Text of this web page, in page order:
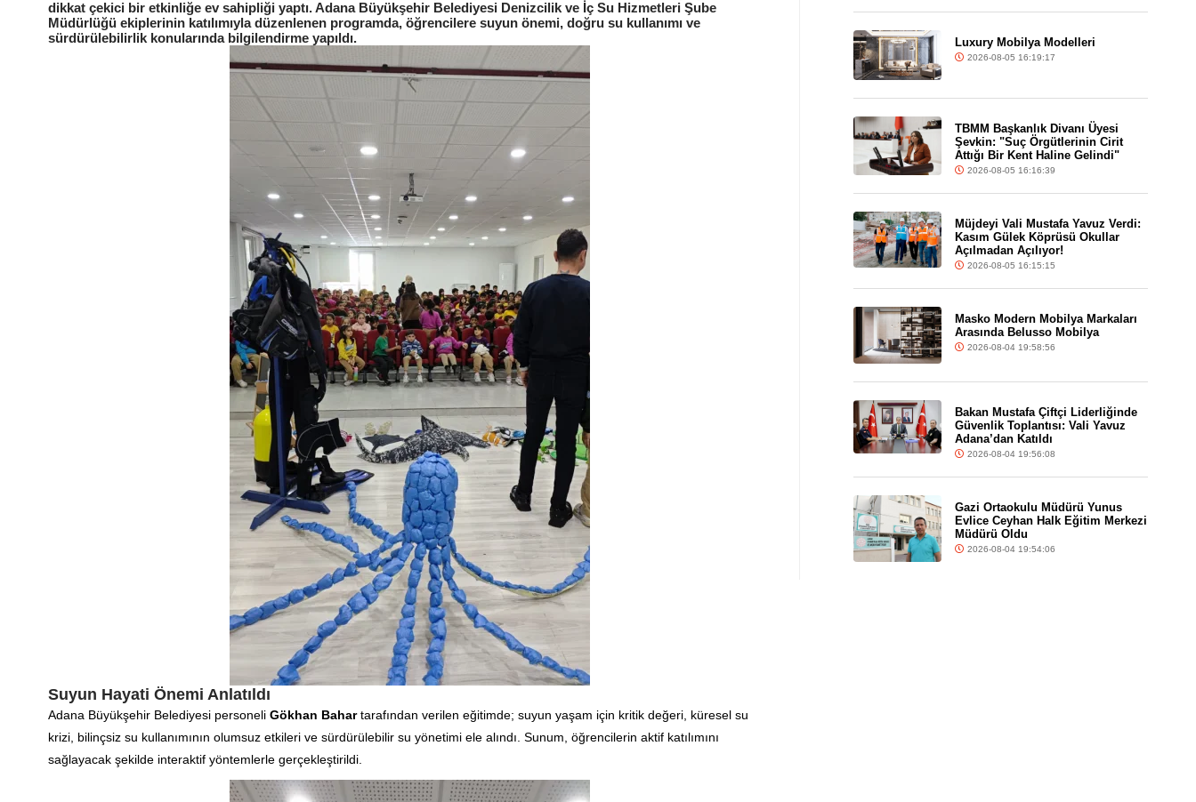
dikkat çekici bir etkinliğe ev sahipliği yaptı. Adana Büyükşehir Belediyesi Denizcilik ve İç Su Hizmetleri Şube
Müdürlüğü ekiplerinin katılımıyla düzenlenen programda, öğrencilere suyun önemi, doğru su kullanımı ve
sürdürülebilirlik konularında bilgilendirme yapıldı.
Suyun Hayati Önemi Anlatıldı
Adana Büyükşehir Belediyesi personeli Gökhan Bahartarafından verilen eğitimde; suyun yaşam için kritik değeri, küresel su
krizi, bilinçsiz su kullanımının olumsuz etkileri ve sürdürülebilir su yönetimi ele alındı. Sunum, öğrencilerin aktif katılımını
sağlayacak şekilde interaktif yöntemlerle gerçekleştirildi.
Luxury Mobilya Modelleri
2026-08-05 16:19:17
TBMM Başkanlık Divanı Üyesi
Şevkin: "Suç Örgütlerinin Cirit
Attığı Bir Kent Haline Gelindi"
2026-08-05 16:16:39
Müjdeyi Vali Mustafa Yavuz Verdi:
Kasım Gülek Köprüsü Okullar
Açılmadan Açılıyor!
2026-08-05 16:15:15
Masko Modern Mobilya Markaları
Arasında Belusso Mobilya
2026-08-04 19:58:56
Bakan Mustafa Çiftçi Liderliğinde
Güvenlik Toplantısı: Vali Yavuz
Adana’dan Katıldı
2026-08-04 19:56:08
Gazi Ortaokulu Müdürü Yunus
Evlice Ceyhan Halk Eğitim Merkezi
Müdürü Oldu
2026-08-04 19:54:06